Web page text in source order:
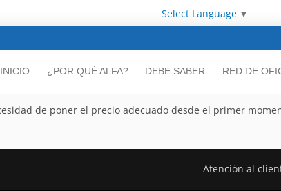
Select Language ▼
INICIO ¿POR QUÉ ALFA? DEBE SABER RED DE
de poner el precio adecuado desde el primer
Atención al